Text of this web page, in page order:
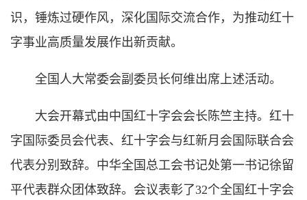
识，锤炼过硬作风，深化国际交流合作，为推动红十
字事业高质量发展作出新贡献。
全国人大常委会副委员长何维出席上述活动。
大会开幕式由中国红十字会会长陈竺主持。红十
字国际委员会代表、红十字会与红新月会国际联合会
代表分别致辞。中华全国总工会书记处第一书记徐留
平代表群众团体致辞。会议表彰了32个全国红十字会